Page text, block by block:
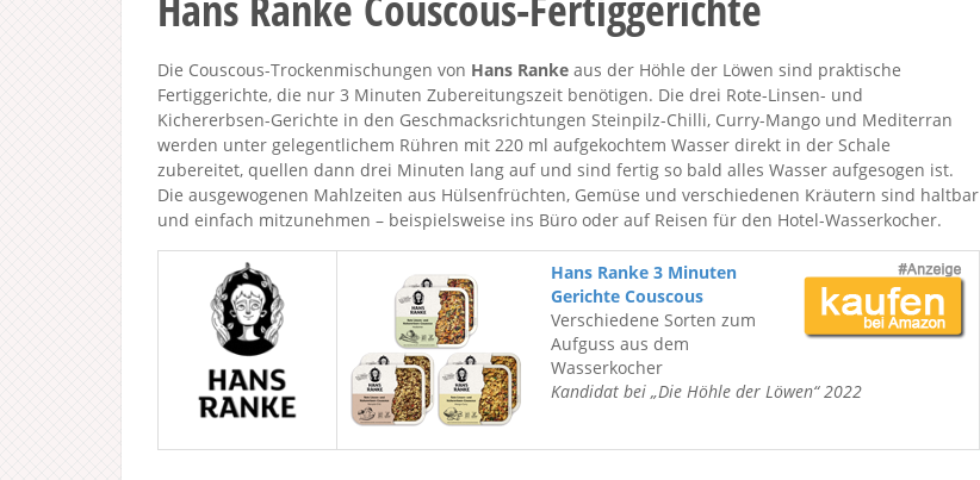
Die Couscous-Trockenmischungen von Hans Ranke aus der Höhle der Löwen sind praktische
Fertiggerichte, die nur 3 Minuten Zubereitungszeit benötigen. Die drei Rote-Linsen- und
Kichererbsen-Gerichte in den Geschmacksrichtungen Steinpilz-Chilli, Curry-Mango und Mediterran
werden unter gelegentlichem Rühren mit 220 ml aufgekochtem Wasser direkt in der Schale
zubereitet, quellen dann drei Minuten lang auf und sind fertig so bald alles Wasser aufgesogen ist.
Die ausgewogenen Mahlzeiten aus Hülsenfrüchten, Gemüse und verschiedenen Kräutern sind haltbar
und einfach mitzunehmen – beispielsweise ins Büro oder auf Reisen für den Hotel-Wasserkocher.
Hans Ranke 3 Minuten
Gerichte Couscous
Verschiedene Sorten zum
Aufguss aus dem
Wasserkocher
Kandidat bei „Die Höhle der Löwen“ 2022